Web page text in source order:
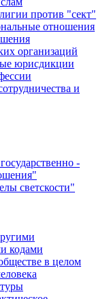
против "сект"
отношения
организаций
юрисдикции
и
-
светскости"
кодами
в целом